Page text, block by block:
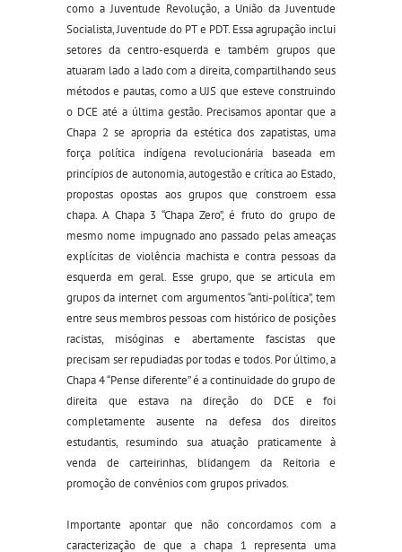
como a Juventude Revolução, a União da Juventude
Socialista, Juventude do PT e PDT. Essa agrupação inclui
setores da centro-esquerda e também grupos que
atuaram lado a lado com a direita, compartilhando seus
métodos e pautas, como a UJS que esteve construindo
o DCE até a última gestão. Precisamos apontar que a
Chapa 2 se apropria da estética dos zapatistas, uma
força política indígena revolucionária baseada em
princípios de autonomia, autogestão e crítica ao Estado,
propostas opostas aos grupos que constroem essa
chapa. A Chapa 3 “Chapa Zero”, é fruto do grupo de
mesmo nome impugnado ano passado pelas ameaças
explícitas de violência machista e contra pessoas da
esquerda em geral. Esse grupo, que se articula em
grupos da internet com argumentos “anti-política”, tem
entre seus membros pessoas com histórico de posições
racistas, misóginas e abertamente fascistas que
precisam ser repudiadas por todas e todos. Por último, a
Chapa 4 “Pense diferente” é a continuidade do grupo de
direita que estava na direção do DCE e foi
completamente ausente na defesa dos direitos
estudantis, resumindo sua atuação praticamente à
venda de carteirinhas, blidangem da Reitoria e
promoção de convênios com grupos privados.
Importante apontar que não concordamos com a
caracterização de que a chapa 1 representa uma